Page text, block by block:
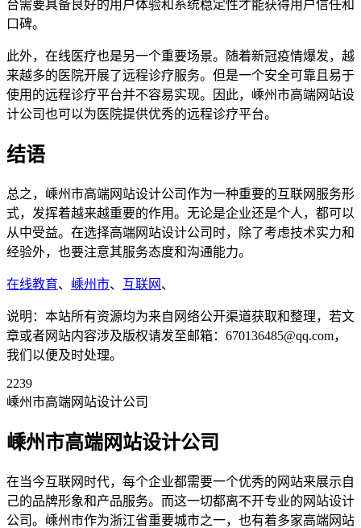
台需要具备良好的用户体验和系统稳定性才能获得用户信任和
口碑。
此外，在线医疗也是另一个重要场景。随着新冠疫情爆发，越
来越多的医院开展了远程诊疗服务。但是一个安全可靠且易于
使用的远程诊疗平台并不容易实现。因此，嵊州市高端网站设
计公司也可以为医院提供优秀的远程诊疗平台。
结语
总之，嵊州市高端网站设计公司作为一种重要的互联网服务形
式，发挥着越来越重要的作用。无论是企业还是个人，都可以
从中受益。在选择高端网站设计公司时，除了考虑技术实力和
经验外，也要注意其服务态度和沟通能力。
在线教育、 嵊州市、 互联网 、
说明：本站所有资源均为来自网络公开渠道获取和整理，若文
章或者网站内容涉及版权请发至邮箱：670136485@qq.com，
我们以便及时处理。
2239
嵊州市高端网站设计公司
嵊州市高端网站设计公司
在当今互联网时代，每个企业都需要一个优秀的网站来展示自
己的品牌形象和产品服务。而这一切都离不开专业的网站设计
公司。嵊州市作为浙江省重要城市之一，也有着多家高端网站